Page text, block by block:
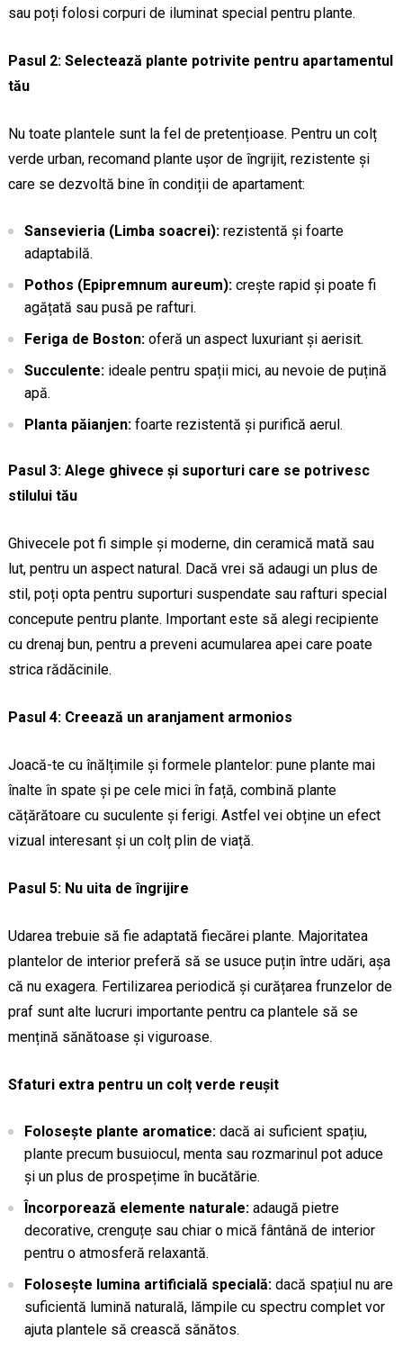
sau poți folosi corpuri de iluminat special pentru plante.
Pasul 2: Selectează plante potrivite pentru apartamentul
tău
Nu toate plantele sunt la fel de pretențioase. Pentru un colț
verde urban, recomand plante ușor de îngrijit, rezistente și
care se dezvoltă bine în condiții de apartament:
Sansevieria (Limba soacrei):rezistentă și foarte
adaptabilă.
Pothos (Epipremnum aureum):crește rapid și poate fi
agățată sau pusă pe rafturi.
Feriga de Boston:oferă un aspect luxuriant și aerisit.
Succulente:ideale pentru spații mici, au nevoie de puțină
apă.
Planta păianjen:foarte rezistentă și purifică aerul.
Pasul 3: Alege ghivece și suporturi care se potrivesc
stilului tău
Ghivecele pot fi simple și moderne, din ceramică mată sau
lut, pentru un aspect natural. Dacă vrei să adaugi un plus de
stil, poți opta pentru suporturi suspendate sau rafturi special
concepute pentru plante. Important este să alegi recipiente
cu drenaj bun, pentru a preveni acumularea apei care poate
strica rădăcinile.
Pasul 4: Creează un aranjament armonios
Joacă-te cu înălțimile și formele plantelor: pune plante mai
înalte în spate și pe cele mici în față, combină plante
cățărătoare cu suculente și ferigi. Astfel vei obține un efect
vizual interesant și un colț plin de viață.
Pasul 5: Nu uita de îngrijire
Udarea trebuie să fie adaptată fiecărei plante. Majoritatea
plantelor de interior preferă să se usuce puțin între udări, așa
că nu exagera. Fertilizarea periodică și curățarea frunzelor de
praf sunt alte lucruri importante pentru ca plantele să se
mențină sănătoase și viguroase.
Sfaturi extra pentru un colț verde reușit
Folosește plante aromatice:dacă ai suficient spațiu,
plante precum busuiocul, menta sau rozmarinul pot aduce
și un plus de prospețime în bucătărie.
Încorporează elemente naturale:adaugă pietre
decorative, crenguțe sau chiar o mică fântână de interior
pentru o atmosferă relaxantă.
Folosește lumina artificială specială:dacă spațiul nu are
suficientă lumină naturală, lămpile cu spectru complet vor
ajuta plantele să crească sănătos.